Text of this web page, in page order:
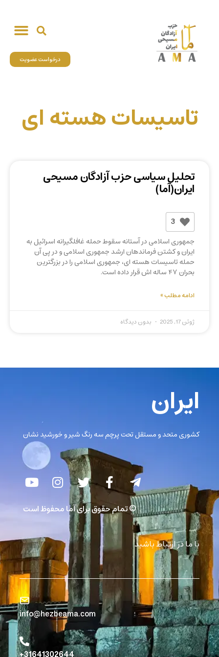
درخواست عضویت
تاسیسات هسته ای
تحلیل سیاسی حزب آزادگان مسیحی
ایران(آما)
3
جمهوری اسلامی در آستانه سقوط حمله غافلگیرانه اسرائیل به
ایران و کشتن فرماندهان ارشد جمهوری اسلامی و در پی آن
حمله تاسیسات هسته ای، جمهوری اسلامی را در بزرگترین
بحران ۴۷ ساله اش قرار داده است.
ادامه مطلب »
ژوئن 17, 2025 بدون دیدگاه
ایران
کشوری متحد و مستقل تحت پرچم سه رنگ شیر و خورشید نشان
© تمام حقوق برای آما محفوظ است
با ما در ارتباط باشید
info@hezbeama.com